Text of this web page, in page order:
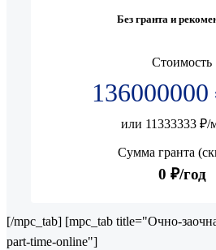
Без гранта и
Стоимость
136000000
или 11333333 ₽/
Сумма гранта
0 ₽/год
[/mpc_tab] [mpc_tab title="Очно-
part-time-online"]